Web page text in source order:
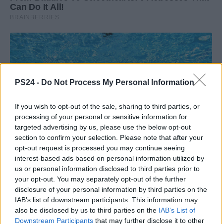
PS24 - Do Not Process My Personal Information
If you wish to opt-out of the sale, sharing to third parties, or
processing of your personal or sensitive information for
targeted advertising by us, please use the below opt-out
section to confirm your selection. Please note that after your
opt-out request is processed you may continue seeing
interest-based ads based on personal information utilized by
us or personal information disclosed to third parties prior to
your opt-out. You may separately opt-out of the further
disclosure of your personal information by third parties on the
IAB’s list of downstream participants. This information may
also be disclosed by us to third parties on the IAB’s List of
Downstream Participants that may further disclose it to other